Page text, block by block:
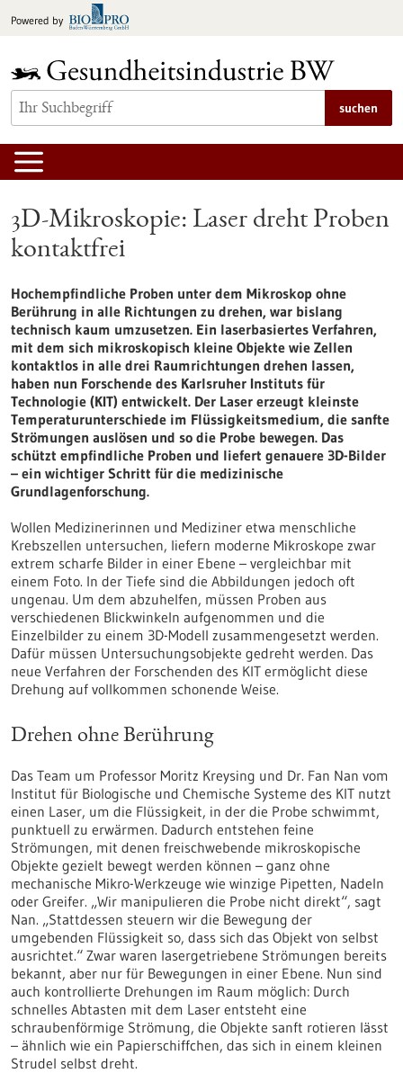
Inhalt
Powered by
suchen
3D-Mikroskopie: Laser dreht Proben
kontaktfrei
Hochempfindliche Proben unter dem Mikroskop ohne
Berührung in alle Richtungen zu drehen, war bislang
technisch kaum umzusetzen. Ein laserbasiertes Verfahren,
mit dem sich mikroskopisch kleine Objekte wie Zellen
kontaktlos in alle drei Raumrichtungen drehen lassen,
haben nun Forschende des Karlsruher Instituts für
Technologie (KIT) entwickelt. Der Laser erzeugt kleinste
Temperaturunterschiede im Flüssigkeitsmedium, die sanfte
Strömungen auslösen und so die Probe bewegen. Das
schützt empfindliche Proben und liefert genauere 3D-Bilder
– ein wichtiger Schritt für die medizinische
Grundlagenforschung.
Wollen Medizinerinnen und Mediziner etwa menschliche
Krebszellen untersuchen, liefern moderne Mikroskope zwar
extrem scharfe Bilder in einer Ebene – vergleichbar mit
einem Foto. In der Tiefe sind die Abbildungen jedoch oft
ungenau. Um dem abzuhelfen, müssen Proben aus
verschiedenen Blickwinkeln aufgenommen und die
Einzelbilder zu einem 3D-Modell zusammengesetzt werden.
Dafür müssen Untersuchungsobjekte gedreht werden. Das
neue Verfahren der Forschenden des KIT ermöglicht diese
Drehung auf vollkommen schonende Weise.
Drehen ohne Berührung
Das Team um Professor Moritz Kreysing und Dr. Fan Nan vom
Institut für Biologische und Chemische Systeme des KIT nutzt
einen Laser, um die Flüssigkeit, in der die Probe schwimmt,
punktuell zu erwärmen. Dadurch entstehen feine
Strömungen, mit denen freischwebende mikroskopische
Objekte gezielt bewegt werden können – ganz ohne
mechanische Mikro-Werkzeuge wie winzige Pipetten, Nadeln
oder Greifer. „Wir manipulieren die Probe nicht direkt“, sagt
Nan. „Stattdessen steuern wir die Bewegung der
umgebenden Flüssigkeit so, dass sich das Objekt von selbst
ausrichtet.“ Zwar waren lasergetriebene Strömungen bereits
bekannt, aber nur für Bewegungen in einer Ebene. Nun sind
auch kontrollierte Drehungen im Raum möglich: Durch
schnelles Abtasten mit dem Laser entsteht eine
schraubenförmige Strömung, die Objekte sanft rotieren lässt
– ähnlich wie ein Papierschiffchen, das sich in einem kleinen
Strudel selbst dreht.